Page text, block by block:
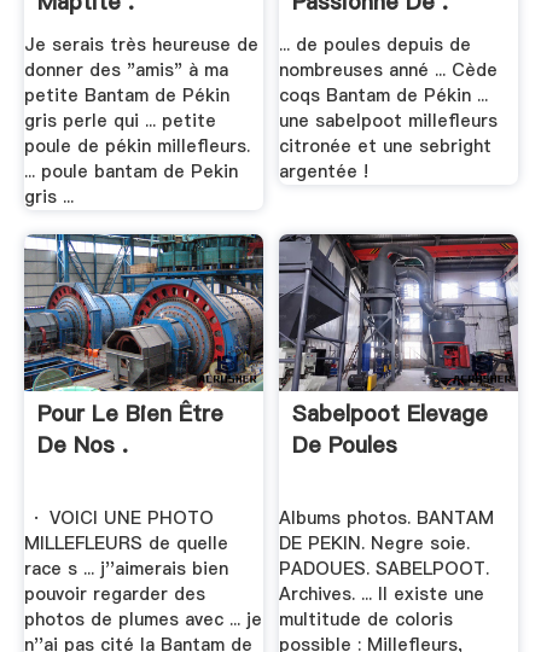
Je serais très heureuse de
donner des "amis" à ma
petite Bantam de Pékin
gris perle qui ... petite
poule de pékin millefleurs.
... poule bantam de Pekin
gris ...
... de poules depuis de
nombreuses anné ... Cède
coqs Bantam de Pékin ...
une sabelpoot millefleurs
citronée et une sebright
argentée !
Pour Le Bien Être
De Nos .
· VOICI UNE PHOTO
MILLEFLEURS de quelle
race s ... j''aimerais bien
pouvoir regarder des
photos de plumes avec ... je
n''ai pas cité la Bantam de
Sabelpoot Elevage
De Poules
Albums photos. BANTAM
DE PEKIN. Negre soie.
PADOUES. SABELPOOT.
Archives. ... Il existe une
multitude de coloris
possible : Millefleurs,